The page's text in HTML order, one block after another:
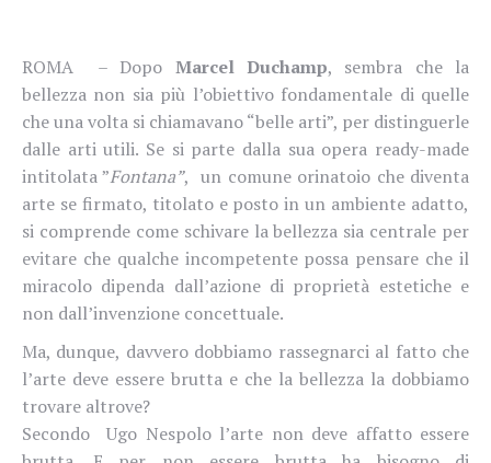
ROMA – Dopo Marcel Duchamp, sembra che la
bellezza non sia più l’obiettivo fondamentale di quelle
che una volta si chiamavano “belle arti”, per distinguerle
dalle arti utili. Se si parte dalla sua opera ready-made
intitolata ”Fontana”, un comune orinatoio che diventa
arte se firmato, titolato e posto in un ambiente adatto,
si comprende come schivare la bellezza sia centrale per
evitare che qualche incompetente possa pensare che il
miracolo dipenda dall’azione di proprietà estetiche e
non dall’invenzione concettuale.
Ma, dunque, davvero dobbiamo rassegnarci al fatto che
l’arte deve essere brutta e che la bellezza la dobbiamo
trovare altrove?
Secondo Ugo Nespolo l’arte non deve affatto essere